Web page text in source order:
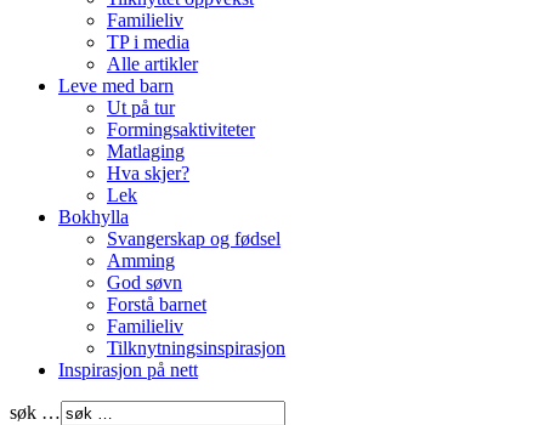
Familieliv
TP i media
Alle artikler
Leve med barn
Ut på tur
Formingsaktiviteter
Matlaging
Hva skjer?
Lek
Bokhylla
Svangerskap og fødsel
Amming
God søvn
Forstå barnet
Familieliv
Tilknytningsinspirasjon
Inspirasjon på nett
søk …